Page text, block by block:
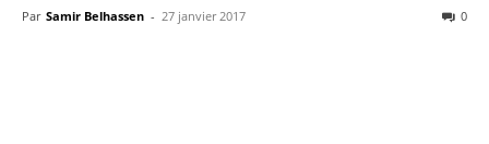
Par Samir Belhassen - 27 janvier 2017 0